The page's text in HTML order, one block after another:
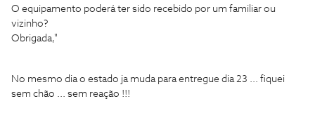
O equipamento poderá ter sido recebido por um familiar ou
vizinho?
Obrigada,"
No mesmo dia o estado ja muda para entregue dia 23 ... fiquei
sem chão ... sem reação !!!